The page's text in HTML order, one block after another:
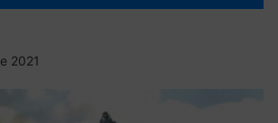
2021